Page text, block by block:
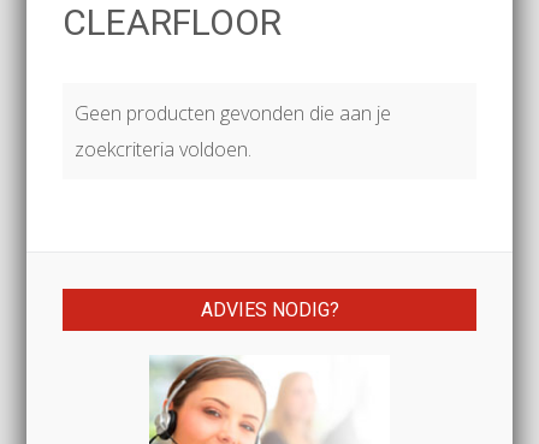
CLEARFLOOR
Geen producten gevonden die aan je
zoekcriteria voldoen.
ADVIES NODIG?